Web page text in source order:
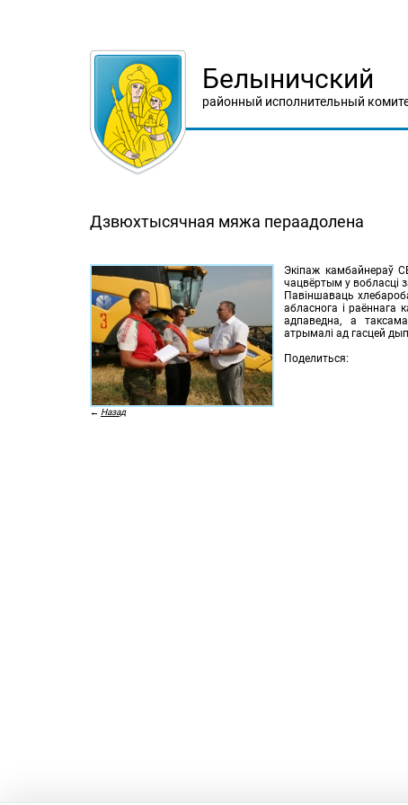
Белыничский
районный исполнительный
Дзвюхтысячная мяжа пераадолена
Экіпаж камбайнераў
чацвёртым у вобласці
Павіншаваць
абласнога і раённага
адпаведна, а
атрымалі ад гасцей
Поделиться:
← Назад